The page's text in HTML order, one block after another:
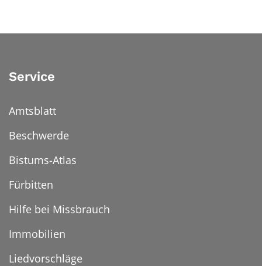
Service
Amtsblatt
Beschwerde
Bistums-Atlas
Fürbitten
Hilfe bei Missbrauch
Immobilien
Liedvorschläge